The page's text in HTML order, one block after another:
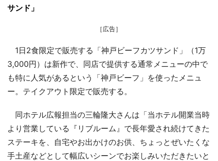
サンド」
［広告］
1日2食限定で販売する「神戸ビーフカツサンド」（1万
3,000円）は新作で、同店で提供する通常メニューの中で
も特に人気があるという「神戸ビーフ」を使ったメニュ
ー。テイクアウト限定で販売する。
同ホテル広報担当の三輪隆大さんは「当ホテル開業当時
より営業している『リブルーム』で長年愛され続けてきた
ステーキを、自宅やお出かけのお供、ちょっとぜいたくな
手土産などとして幅広いシーンでお楽しみいただきたいと